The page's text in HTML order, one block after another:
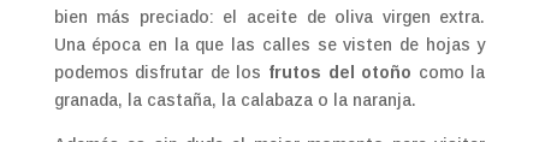
bien más preciado: el aceite de oliva virgen extra.
Una época en la que las calles se visten de hojas y
podemos disfrutar de los frutos del otoño como la
granada, la castaña, la calabaza o la naranja.